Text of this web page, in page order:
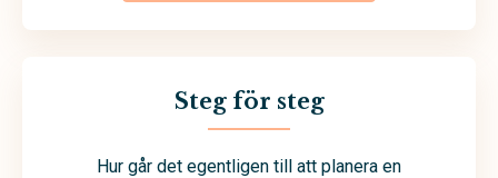
Steg för steg
Hur går det egentligen till att planera en